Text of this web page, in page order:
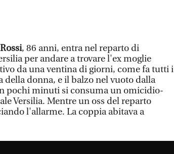
, 86 anni, entra nel reparto di
per andare a trovare l'ex moglie
da una ventina di giorni, come fa tutti i
della donna, e il balzo nel vuoto dalla
pochi minuti si consuma un omicidio-
Versilia. Mentre un oss del reparto
l'allarme. La coppia abitava a